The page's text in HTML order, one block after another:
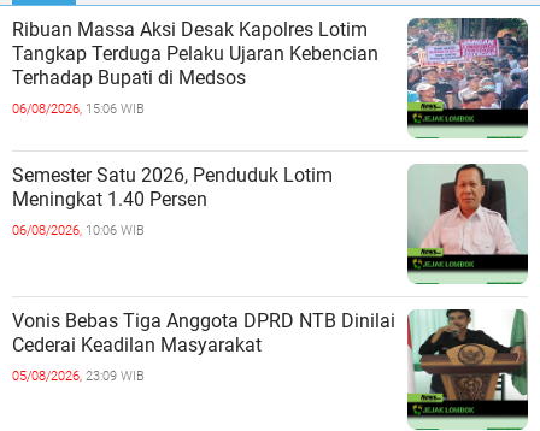
Ribuan Massa Aksi Desak Kapolres Lotim
Tangkap Terduga Pelaku Ujaran Kebencian
Terhadap Bupati di Medsos
06/08/2026, 15:06 WIB
Semester Satu 2026, Penduduk Lotim
Meningkat 1.40 Persen
06/08/2026, 10:06 WIB
Vonis Bebas Tiga Anggota DPRD NTB Dinilai
Cederai Keadilan Masyarakat
05/08/2026, 23:09 WIB